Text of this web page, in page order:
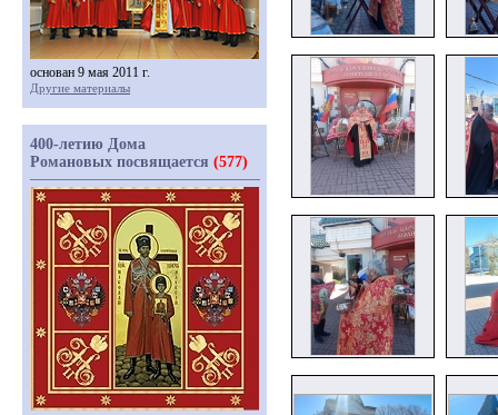
основан 9 мая 2011 г.
Другие материалы
400-летию Дома
Романовых посвящается (577)